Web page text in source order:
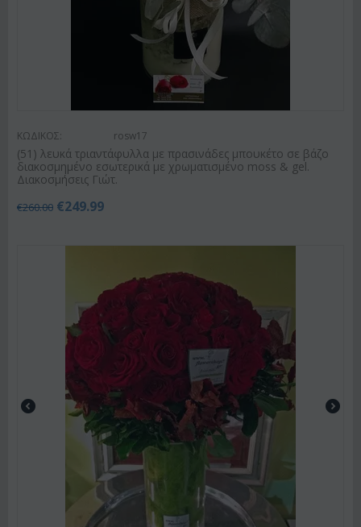
ΚΩΔΙΚΟΣ: rosw17
(51) λευκά τριαντάφυλλα με πρασινάδες μπουκέτο σε βάζο
διακοσμημένο εσωτερικά με χρωματισμένο moss & gel.
Διακοσμήσεις Γιώτ.
€260.00 €249.99